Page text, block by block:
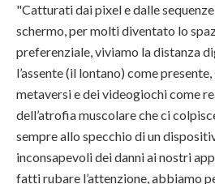
"Catturati dai pixel e dalle
schermo, per molti diventato lo
preferenziale, viviamo la distanza
l’assente (il lontano) come
metaversi e dei videogiochi come
dell’atrofia muscolare che ci
sempre allo specchio di un
inconsapevoli dei danni ai nostri
fatti rubare l’attenzione, abbiamo